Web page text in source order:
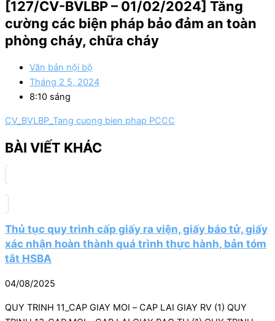
[127/CV-BVLBP – 01/02/2024] Tăng
cường các biện pháp bảo đảm an toàn
phòng cháy, chữa cháy
Văn bản nội bộ
Tháng 2 5, 2024
8:10 sáng
CV_BVLBP_Tang cuong bien phap PCCC
BÀI VIẾT KHÁC
Thủ tục quy trình cấp giấy ra viện, giấy báo tử, giấy
xác nhận hoàn thành quá trình thực hành, bản tóm
tắt HSBA
04/08/2025
QUY TRINH 11_CAP GIAY MOI – CAP LAI GIAY RV (1) QUY